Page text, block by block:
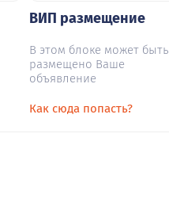
ВИП размещение
В этом блоке может быть
размещено Ваше
объявление
Как сюда попасть?